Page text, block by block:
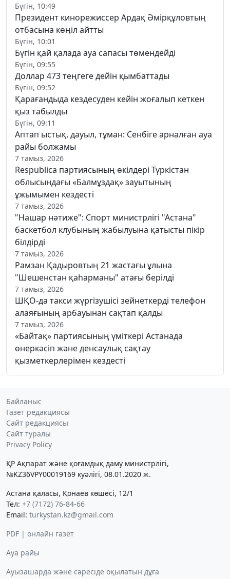
Бүгін, 10:49
Президент кинорежиссер Ардақ Әмірқұловтың
отбасына көңіл айтты
Бүгін, 10:01
Бүгін қай қалада ауа сапасы төмендейді
Бүгін, 09:55
Доллар 473 теңгеге дейін қымбаттады
Бүгін, 09:52
Қарағандыда кездесуден кейін жоғалып кеткен
қыз табылды
Бүгін, 09:11
Аптап ыстық, дауыл, тұман: Сенбіге арналған ауа
райы болжамы
7 тамыз, 2026
Respublica партиясының өкілдері Түркістан
облысындағы «Балмұздақ» зауытының
ұжымымен кездесті
7 тамыз, 2026
"Нашар нәтиже": Спорт министрлігі "Астана"
баскетбол клубының жабылуына қатысты пікір
білдірді
7 тамыз, 2026
Рамзан Қадыровтың 21 жастағы ұлына
"Шешенстан қаһарманы" атағы берілді
7 тамыз, 2026
ШҚО-да такси жүргізушісі зейнеткерді телефон
алаяғының арбауынан сақтап қалды
7 тамыз, 2026
«Байтақ» партиясының үміткері Астанада
өнеркәсіп және денсаулық сақтау
қызметкерлерімен кездесті
Байланыс
Газет редакциясы
Сайт редакциясы
Сайт туралы
Privacy Policy
ҚР Ақпарат және қоғамдық даму министрлігі,
№KZ36VPY00019169 куәлігі, 08.01.2020 ж.
Астана қаласы, Қонаев көшесі, 12/1
Тел: +7 (7172) 76-84-66
Email: turkystan.kz@gmail.com
PDF | онлайн газет
Ауа райы
Ауызашарда және сәресіде оқылатын дұға